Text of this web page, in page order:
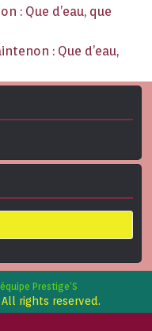
: Que d’eau, que
: Que d’eau,
Prestige’S
All rights reserved.